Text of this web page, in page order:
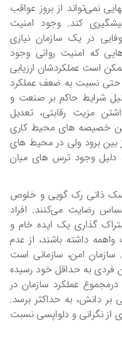
از بروز عواقب
کند. وجود امنیت
در یک سازمان نیازی
امنیت روانی وجود
است عملکردشان ارزیابی
نسبت به ضعف عملکرد
حاکم بر صنعت و
مزیت رقابتی، تعدیل
های محیط کاری
برود ولی در محیط های
وجود ترس های میان
ذاتی رک گویی و خلوص
رضایت می‌کنند. افراد
گذاری یک ایده خام و
داشته باشند، از عدم
امن، سازمانی است
به حداقل خود رسیده
عملکرد سازمان در
دانش، به حداکثر برسد.
نگرانی و دلواپسی نسبت